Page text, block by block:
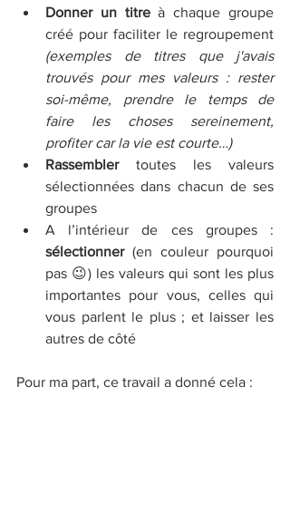
Donner un titre à chaque groupe
(exemples de titres que j'avais
trouvés pour mes valeurs : rester
soi-même, prendre le temps de
faire les choses sereinement,
profiter car la vie est courte…)
Rassembler toutes les valeurs
sélectionnées dans chacun de ses
groupes
sélectionner (en couleur pourquoi
pas 😉) les valeurs qui sont les plus
importantes pour vous, celles qui
vous parlent le plus ; et laisser les
autres de côté
Pour ma part, ce travail a donné cela :